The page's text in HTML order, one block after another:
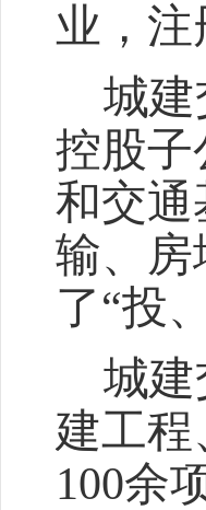
业，注
城建
控股子
和交通
输、房
了“投
城建
建工程
100余